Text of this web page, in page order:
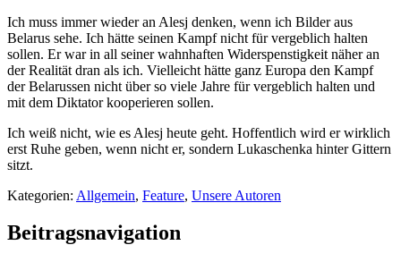
Ich muss immer wieder an Alesj denken, wenn ich Bilder aus
Belarus sehe. Ich hätte seinen Kampf nicht für vergeblich halten
sollen. Er war in all seiner wahnhaften Widerspenstigkeit näher an
der Realität dran als ich. Vielleicht hätte ganz Europa den Kampf
der Belarussen nicht über so viele Jahre für vergeblich halten und
mit dem Diktator kooperieren sollen.
Ich weiß nicht, wie es Alesj heute geht. Hoffentlich wird er wirklich
erst Ruhe geben, wenn nicht er, sondern Lukaschenka hinter Gittern
sitzt.
Kategorien: Allgemein, Feature, Unsere Autoren
Beitragsnavigation